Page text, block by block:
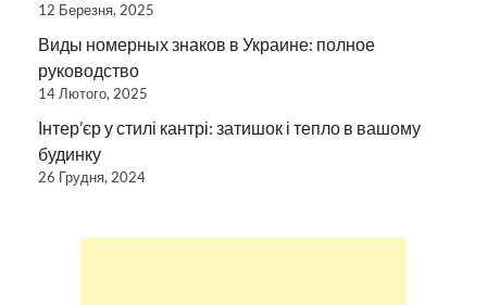
12 Березня, 2025
Виды номерных знаков в Украине: полное
руководство
14 Лютого, 2025
Інтер’єр у стилі кантрі: затишок і тепло в вашому
будинку
26 Грудня, 2024